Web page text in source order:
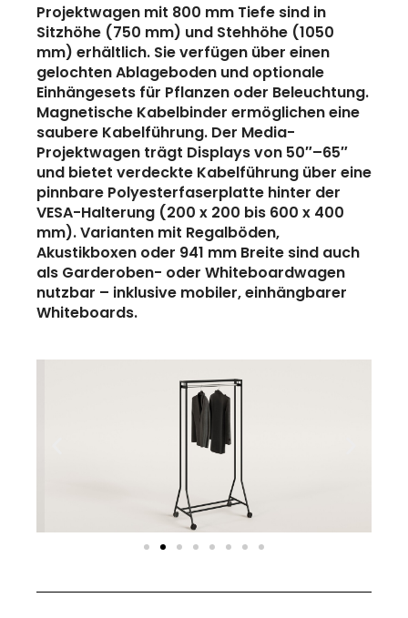
Projektwagen mit 800 mm Tiefe sind in
Sitzhöhe (750 mm) und Stehhöhe (1050
mm) erhältlich. Sie verfügen über einen
gelochten Ablageboden und optionale
Einhängesets für Pflanzen oder Beleuchtung.
Magnetische Kabelbinder ermöglichen eine
saubere Kabelführung. Der Media-
Projektwagen trägt Displays von 50″–65″
und bietet verdeckte Kabelführung über eine
pinnbare Polyesterfaserplatte hinter der
VESA-Halterung (200 x 200 bis 600 x 400
mm). Varianten mit Regalböden,
Akustikboxen oder 941 mm Breite sind auch
als Garderoben- oder Whiteboardwagen
nutzbar – inklusive mobiler, einhängbarer
Whiteboards.